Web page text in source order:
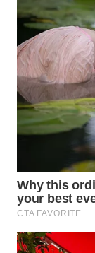
WN
DANAU
TOBA
NIAS
WN
TAPANULI
SELATAN